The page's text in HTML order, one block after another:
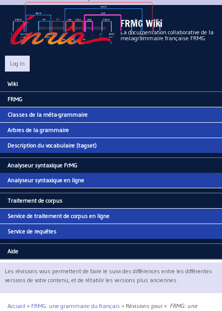
Aller au contenu principal
FRMG Wiki
La documentation collaborative de la
metagrammaire française FRMG
Log In
Main menu
Wiki
FRMG
Classes de la méta-grammaire
Arbres de la grammaire
Description du vocabulaire (tagset)
Analyseur syntaxique FrMG
Analyseur syntaxique en ligne
Traitement de corpus
Service de traitement de corpus en ligne
Service de requêtes
Aide
Les révisions vous permettent de faire le suivi des différences entre les différentes
versions de votre contenu, et de rétablir les versions plus anciennes.
Accueil » FRMG: une grammaire du français » Révisions pour « FRMG: une